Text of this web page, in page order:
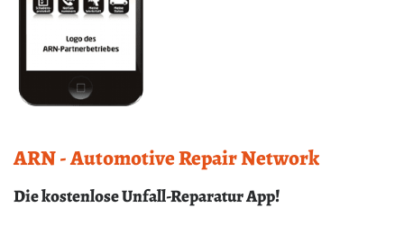
ARN - Automotive Repair Network
Die kostenlose Unfall-Reparatur App!